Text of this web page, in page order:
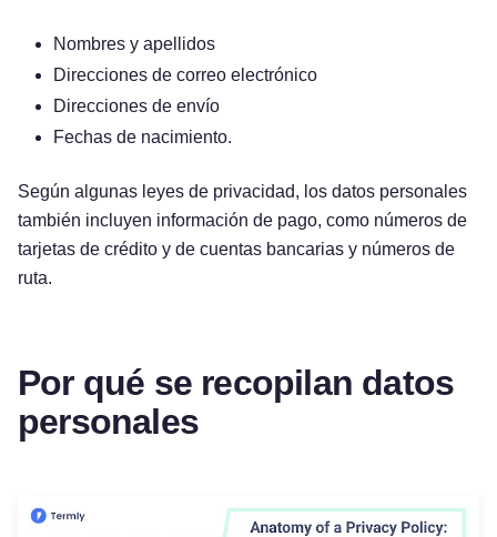
Nombres y apellidos
Direcciones de correo electrónico
Direcciones de envío
Fechas de nacimiento.
Según algunas leyes de privacidad, los datos personales
también incluyen información de pago, como números de
tarjetas de crédito y de cuentas bancarias y números de
ruta.
Por qué se recopilan datos
personales